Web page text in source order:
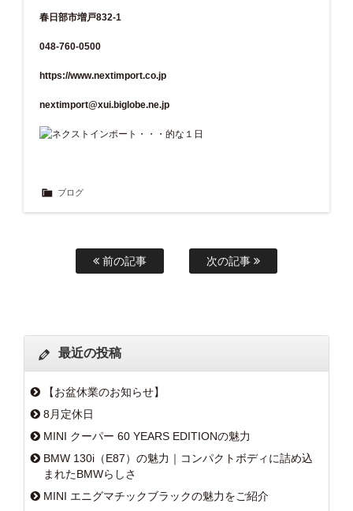
春日部市増戸832-1
048-760-0500
https://www.nextimport.co.jp
nextimport@xui.biglobe.ne.jp
ブログ
前の記事 次の記事
最近の投稿
【お盆休業のお知らせ】
8月定休日
MINI クーパー 60 YEARS EDITIONの魅力
BMW 130i（E87）の魅力｜コンパクトボディに詰め込
まれたBMWらしさ
MINI エニグマチックブラックの魅力をご紹介